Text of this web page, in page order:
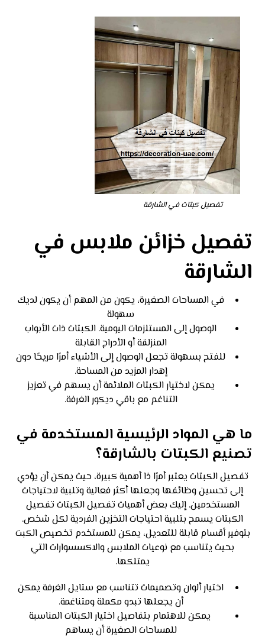
تفصيل كبتات في الشارقة
تفصيل خزائن ملابس في
الشارقة
في المساحات الصغيرة، يكون من المهم أن يكون لديك
سهولة
الوصول إلى المستلزمات اليومية. الكبتات ذات الأبواب
المنزلقة أو الأدراج القابلة
للفتح بسهولة تجعل الوصول إلى الأشياء أمرًا مريحًا دون
إهدار المزيد من المساحة.
يمكن لاختيار الكبتات الملائمة أن يسهم في تعزيز
التناغم مع باقي ديكور الغرفة.
ما هي المواد الرئيسية المستخدمة في
تصنيع الكبتات بالشارقة؟
تفصيل الكبتات يعتبر أمرًا ذا أهمية كبيرة، حيث يمكن أن يؤدي
إلى تحسين وظائفها وجعلها أكثر فعالية وتلبية لاحتياجات
المستخدمين. إليك بعض أهميات تفصيل الكبتات تفصيل
الكبتات يسمح بتلبية احتياجات التخزين الفردية لكل شخص.
بتوفير أقسام قابلة للتعديل، يمكن للمستخدم تخصيص الكبت
بحيث يتناسب مع نوعيات الملابس والاكسسوارات التي
يمتلكها.
اختيار ألوان وتصميمات تتناسب مع ستايل الغرفة يمكن
أن يجعلها تبدو مكملة ومتناغمة.
يمكن للاهتمام بتفاصيل اختيار الكبتات المناسبة
للمساحات الصغيرة أن يساهم